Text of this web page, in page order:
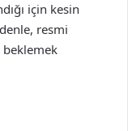
için kesin
resmi
beklemek